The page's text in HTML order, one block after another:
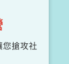
搶攻社